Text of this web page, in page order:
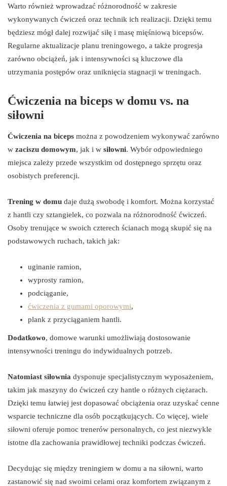
Warto również wprowadzać różnorodność w zakresie
wykonywanych ćwiczeń oraz technik ich realizacji. Dzięki temu
będziesz mógł dalej rozwijać siłę i masę mięśniową bicepsów.
Regularne aktualizacje planu treningowego, a także progresja
zarówno obciążeń, jak i intensywności są kluczowe dla
utrzymania postępów oraz uniknięcia stagnacji w treningach.
Ćwiczenia na biceps w domu vs. na
siłowni
Ćwiczenia na biceps można z powodzeniem wykonywać zarówno
w zaciszu domowym, jak i w siłowni. Wybór odpowiedniego
miejsca zależy przede wszystkim od dostępnego sprzętu oraz
osobistych preferencji.
Trening w domu daje dużą swobodę i komfort. Można korzystać
z hantli czy sztangielek, co pozwala na różnorodność ćwiczeń.
Osoby trenujące w swoich czterech ścianach mogą skupić się na
podstawowych ruchach, takich jak:
uginanie ramion,
wyprosty ramion,
podciąganie,
ćwiczenia z gumami oporowymi,
plank z przyciąganiem hantli.
Dodatkowo, domowe warunki umożliwiają dostosowanie
intensywności treningu do indywidualnych potrzeb.
Natomiast siłownia dysponuje specjalistycznym wyposażeniem,
takim jak maszyny do ćwiczeń czy hantle o różnych ciężarach.
Dzięki temu łatwiej jest dopasować obciążenia oraz uzyskać cenne
wsparcie techniczne dla osób początkujących. Co więcej, wiele
siłowni oferuje pomoc trenerów personalnych, co jest niezwykle
istotne dla zachowania prawidłowej techniki podczas ćwiczeń.
Decydując się między treningiem w domu a na siłowni, warto
zastanowić się nad swoimi celami oraz komfortem związanym z